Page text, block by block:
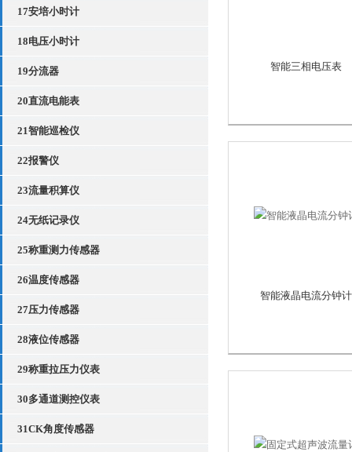
17安培小时计
18电压小时计
19分流器
20直流电能表
21智能巡检仪
22报警仪
23流量积算仪
24无纸记录仪
25称重测力传感器
26温度传感器
27压力传感器
28液位传感器
29称重拉压力仪表
30多通道测控仪表
31CK角度传感器
智能三相电压表
智能液晶电流分钟计